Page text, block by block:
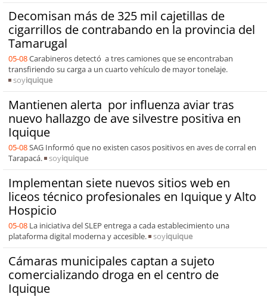
Decomisan más de 325 mil cajetillas de
cigarrillos de contrabando en la provincia del
Tamarugal
05-08Carabineros detectó a tres camiones que se encontraban
transfiriendo su carga a un cuarto vehículo de mayor tonelaje.
soyiquique
Mantienen alerta por influenza aviar tras
nuevo hallazgo de ave silvestre positiva en
Iquique
05-08SAG Informó que no existen casos positivos en aves de corral en
Tarapacá.
soyiquique
Implementan siete nuevos sitios web en
liceos técnico profesionales en Iquique y Alto
Hospicio
05-08 La iniciativa del SLEP entrega a cada establecimiento una
plataforma digital moderna y accesible.
soyiquique
Cámaras municipales captan a sujeto
comercializando droga en el centro de
Iquique